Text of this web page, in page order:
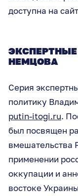
доступна на
НЕМЦОВА
Серия
политику
putin-itogi.ru.
был посвящен
вмешательства
применении
оккупации и
востоке